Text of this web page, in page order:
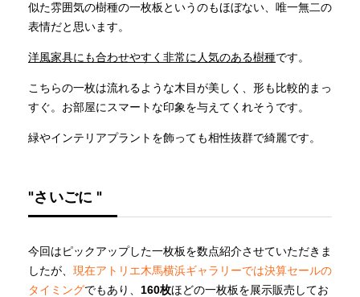
似た雰囲気の樹種の一枚板というのもほぼない、唯一無二の
表情だと思います。
洋風家具にも合わせやすく非常に人気のある樹種です。
こちらの一枚は流れるような木目が美しく、形も比較的まっ
すぐ。お部屋にスマートな印象を与えてくれそうです。
緑やインテリアプラントを飾っても相性抜群で綺麗です。
"さいごに "
今回はピックアップした一枚板を数点紹介させていただきま
したが、 現在アトリエ木馬横浜ギャラリーでは決算セールの
タイミングでもあり、 160枚ほどの一枚板を展示販売してお